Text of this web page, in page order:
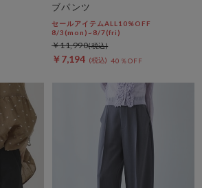
ブパンツ
セールアイテムALL10%OFF
8/3(mon)~8/7(fri)
￥7,194 40％OFF
￥11,990